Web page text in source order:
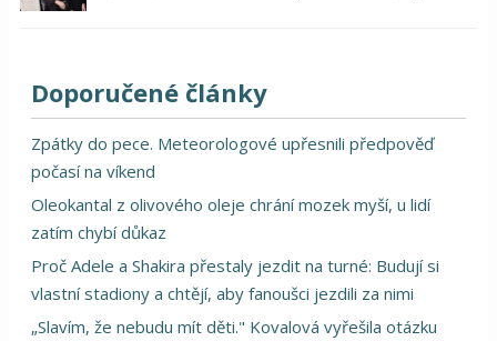
Doporučené články
Zpátky do pece. Meteorologové upřesnili předpověď
počasí na víkend
Oleokantal z olivového oleje chrání mozek myší, u lidí
zatím chybí důkaz
Proč Adele a Shakira přestaly jezdit na turné: Budují si
vlastní stadiony a chtějí, aby fanoušci jezdili za nimi
„Slavím, že nebudu mít děti." Kovalová vyřešila otázku